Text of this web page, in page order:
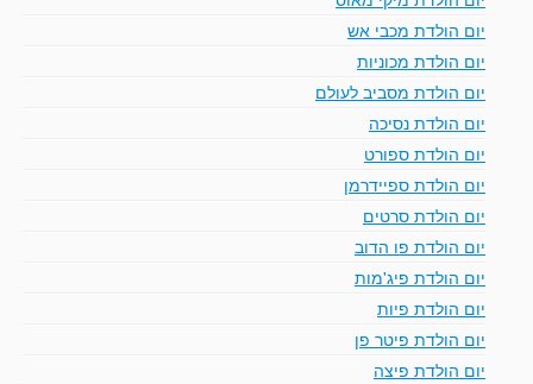
יום הולדת מכבי אש
יום הולדת מכוניות
יום הולדת מסביב לעולם
יום הולדת נסיכה
יום הולדת ספורט
יום הולדת ספיידרמן
יום הולדת סרטים
יום הולדת פו הדוב
יום הולדת פיג'מות
יום הולדת פיות
יום הולדת פיטר פן
יום הולדת פיצה